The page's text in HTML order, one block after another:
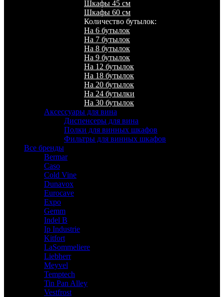
Шкафы 45 см
Шкафы 60 см
Количество бутылок:
На 6 бутылок
На 7 бутылок
На 8 бутылок
На 9 бутылок
На 12 бутылок
На 18 бутылок
На 20 бутылок
На 24 бутылки
На 30 бутылок
Аксессуары для вина
Диспенсеры для вина
Полки для винных шкафов
Фильтры для винных шкафов
Все бренды
Bermar
Caso
Cold Vine
Dunavox
Eurocave
Expo
Gemm
Indel B
Ip Industrie
Kitfort
LaSommeliere
Liebherr
Meyvel
Temptech
Tin Pan Alley
Vestfrost